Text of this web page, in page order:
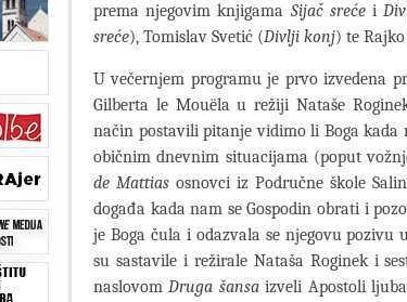
prema njegovim knjigama Sijač srećei
sreće), Tomislav Svetić (Divlji konj) te
U večernjem programu je prvo izvedena
Gilberta le Mouëla u režiji Nataše
način postavili pitanje vidimo li Boga
običnim dnevnim situacijama (poput
de Mattias osnovci iz Područne škole
događa kada nam se Gospodin obrati i
je Boga čula i odazvala se njegovu
su sastavile i režirale Nataša Roginek i
naslovomDruga šansaizveli Apostoli